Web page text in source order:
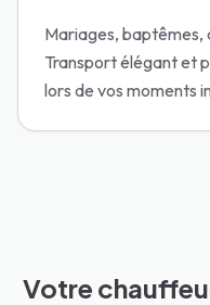
Mariages, baptêmes,
Transport élégant et
lors de vos moments
Votre